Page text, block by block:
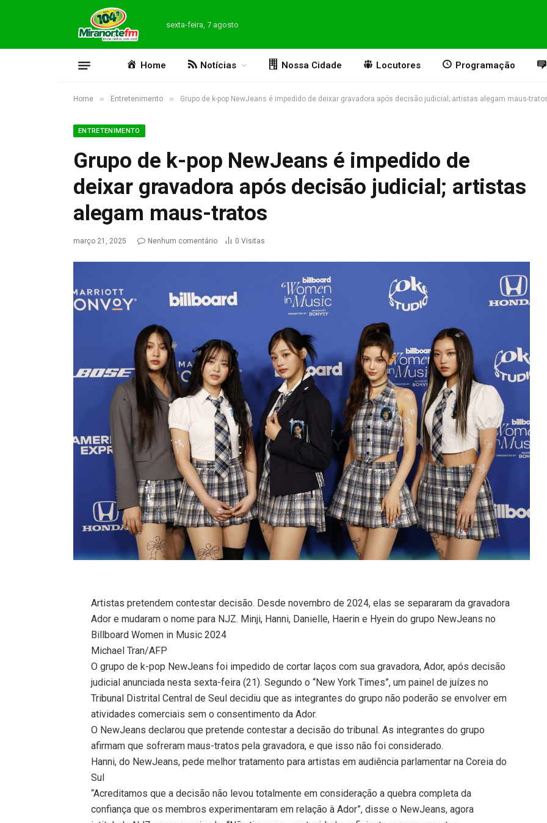
sexta-feira, 7 agosto
Home Notícias Nossa Cidade Locutores Programação
Home » Entretenimento » Grupo de k-pop NewJeans é impedido de deixar gravadora após decisão judicial; artistas alegam maus-
ENTRETENIMENTO
Grupo de k-pop NewJeans é impedido de
deixar gravadora após decisão judicial; artistas
alegam maus-tratos
março 21, 2025 Nenhum comentário 0 Visitas
Artistas pretendem contestar decisão. Desde novembro de 2024, elas se separaram da gravadora
Ador e mudaram o nome para NJZ. Minji, Hanni, Danielle, Haerin e Hyein do grupo NewJeans no
Billboard Women in Music 2024
Michael Tran/AFP
O grupo de k-pop NewJeans foi impedido de cortar laços com sua gravadora, Ador, após decisão
judicial anunciada nesta sexta-feira (21). Segundo o “New York Times”, um painel de juízes no
Tribunal Distrital Central de Seul decidiu que as integrantes do grupo não poderão se envolver em
atividades comerciais sem o consentimento da Ador.
O NewJeans declarou que pretende contestar a decisão do tribunal. As integrantes do grupo
afirmam que sofreram maus-tratos pela gravadora, e que isso não foi considerado.
Hanni, do NewJeans, pede melhor tratamento para artistas em audiência parlamentar na Coreia do
Sul
“Acreditamos que a decisão não levou totalmente em consideração a quebra completa da
confiança que os membros experimentaram em relação à Ador”, disse o NewJeans, agora